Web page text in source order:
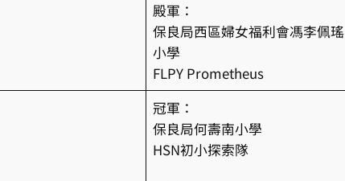
殿軍：
保良局西區婦女福利會馮李佩瑤
小學
FLPY Prometheus
冠軍：
保良局何壽南小學
HSN初小探索隊